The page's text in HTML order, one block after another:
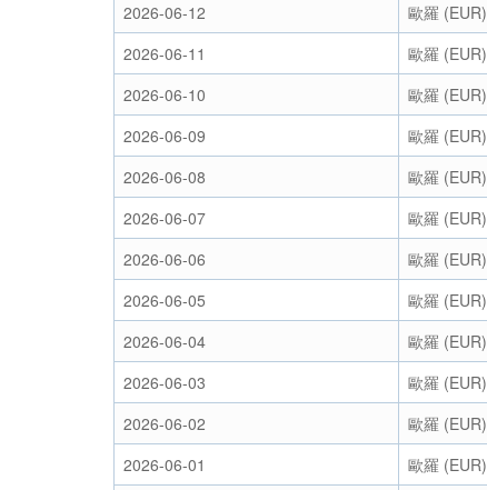
2026-06-12
歐羅 (EUR)
2026-06-11
歐羅 (EUR)
2026-06-10
歐羅 (EUR)
2026-06-09
歐羅 (EUR)
2026-06-08
歐羅 (EUR)
2026-06-07
歐羅 (EUR)
2026-06-06
歐羅 (EUR)
2026-06-05
歐羅 (EUR)
2026-06-04
歐羅 (EUR)
2026-06-03
歐羅 (EUR)
2026-06-02
歐羅 (EUR)
2026-06-01
歐羅 (EUR)